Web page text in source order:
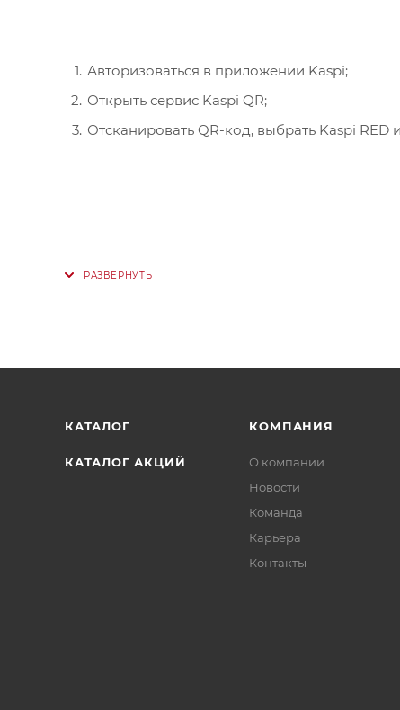
Авторизоваться в приложении Kaspi;
Открыть сервис Kaspi QR;
Отсканировать QR-код, выбрать Kaspi
КАТАЛОГ
КАТАЛОГ АКЦИЙ
КОМПАНИЯ
О компании
Новости
Команда
Карьера
Контакты